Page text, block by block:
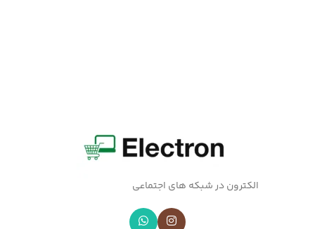
الکترون در شبکه های اجتماعی